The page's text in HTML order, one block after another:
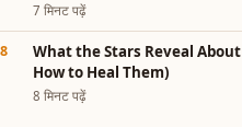
7 मिनट पढ़ें
What the Stars Reveal
How to Heal Them)
8 मिनट पढ़ें